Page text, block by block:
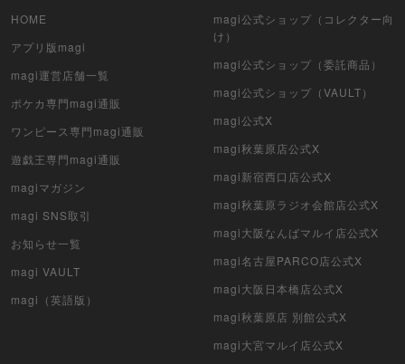
HOME
アプリ版magi
magi運営店舗一覧
ポケカ専門magi通販
ワンピース専門magi通販
遊戯王専門magi通販
magiマガジン
magi SNS取引
お知らせ一覧
magi VAULT
magi（英語版）
magi公式ショップ（コレクター向
け）
magi公式ショップ（委託商品）
magi公式ショップ（VAULT）
magi公式X
magi秋葉原店公式X
magi新宿西口店公式X
magi秋葉原ラジオ会館店公式X
magi大阪なんばマルイ店公式X
magi名古屋PARCO店公式X
magi大阪日本橋店公式X
magi秋葉原店 別館公式X
magi大宮マルイ店公式X